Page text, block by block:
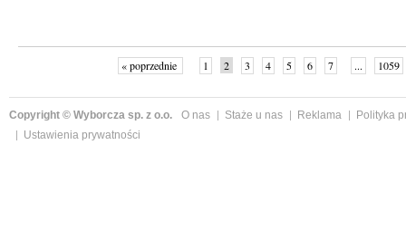
« poprzednie 1 2 3 4 5 6 7 ... 1059
Copyright © Wyborcza sp. z o.o. O nas Staże u nas Reklama
Polityka
Ustawienia prywatności